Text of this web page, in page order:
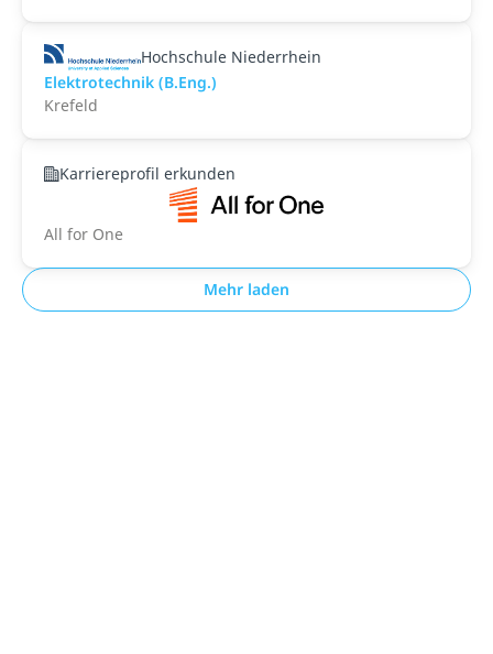
Hochschule Niederrhein
Elektrotechnik (B.Eng.)
Krefeld
Karriereprofil erkunden
All for One
Mehr laden